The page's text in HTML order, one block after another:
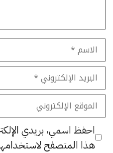
الاسم
البريد
الإلكتروني
الموقع
الإلكتروني
احفظ اسمي، بريدي
هذا المتصفح